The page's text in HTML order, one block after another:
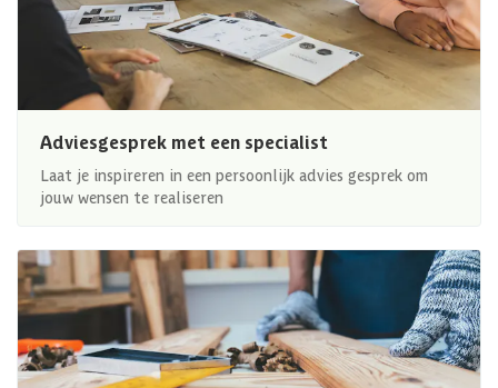
Adviesgesprek met een specialist
Laat je inspireren in een persoonlijk advies gesprek om
jouw wensen te realiseren